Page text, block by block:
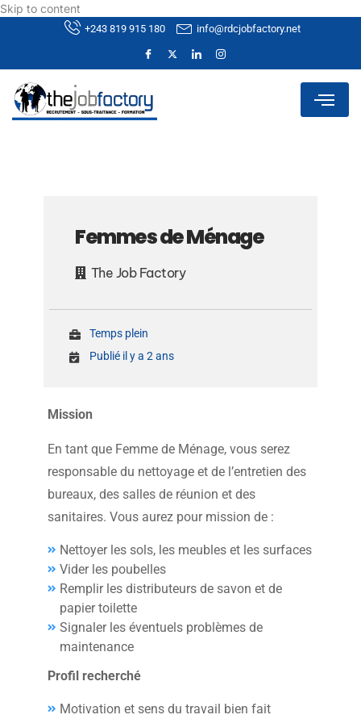
Skip to content
+243 819 915 180 info@rdcjobfactory.net
Femmes de Ménage
The Job Factory
Temps plein
Publié il y a 2 ans
Mission
En tant que Femme de Ménage, vous serez
responsable du nettoyage et de l’entretien des
bureaux, des salles de réunion et des
sanitaires. Vous aurez pour mission de :
Nettoyer les sols, les meubles et les surfaces
Vider les poubelles
Remplir les distributeurs de savon et de
papier toilette
Signaler les éventuels problèmes de
maintenance
Profil recherché
Motivation et sens du travail bien fait